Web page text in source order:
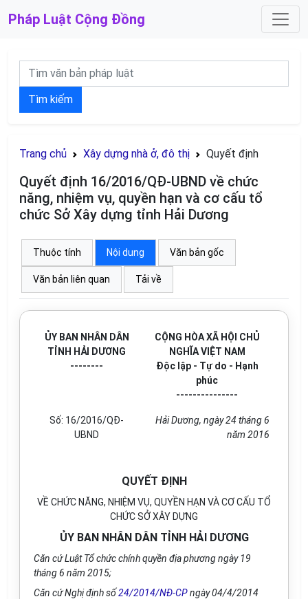
Pháp Luật Cộng Đồng
Tìm kiếm
Trang chủ Xây dựng nhà ở, đô thị Quyết định
Quyết định 16/2016/QĐ-UBND về chức
năng, nhiệm vụ, quyền hạn và cơ cấu tổ
chức Sở Xây dựng tỉnh Hải Dương
Thuộc tính Nội dung Văn bản gốc
Văn bản liên quan Tải về
ỦY BAN NHÂN DÂN
TỈNH HẢI DƯƠNG
--------
CỘNG HÒA XÃ HỘI CHỦ
NGHĨA VIỆT NAM
Độc lập - Tự do - Hạnh
phúc
---------------
Số: 16/2016/QĐ-
UBND
Hải Dương, ngày 24 tháng 6
năm 2016
QUYẾT ĐỊNH
VỀ CHỨC NĂNG, NHIỆM VỤ, QUYỀN HẠN VÀ CƠ CẤU TỔ
CHỨC SỞ XÂY DỰNG
ỦY BAN NHÂN DÂN TỈNH HẢI DƯƠNG
Căn cứ Luật Tổ chức chính quyền địa phương ngày 19
tháng 6 năm 2015;
Căn cứ Nghị định số24/2014/NĐ-CPngày 04/4/2014